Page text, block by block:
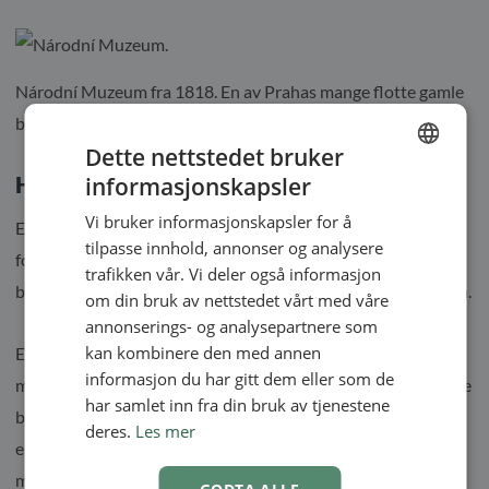
Národní Muzeum fra 1818. En av Prahas mange flotte gamle
bygninger som ruver seg opp over gågaten.
Hva har vi tatt med oss hjem?
Etter en lang og festlig natt samlet vi oss tidlig neste morgen
for å ta bussen til flyplassen. Til tross for en liten falsk
bombealarm klarte teamet å komme med flyet til København.
EasyPractice sin reise til Praha var ikke bare begivenhetsrik,
men den har også fornyet vår energi og styrket våre kollegiale
bånd. Fra å være distanserte kolleger med selskapet som
eneste fellesnevner, har vi blitt en samlet enhet med felles
minner. Når vi jobber sammen online, jobber vi ikke bare
SWEDISH
Dette nettstedet bruker
informasjonskapsler
Vi bruker informasjonskapsler for å
tilpasse innhold, annonser og analysere
trafikken vår. Vi deler også informasjon
om din bruk av nettstedet vårt med våre
annonserings- og analysepartnere som
kan kombinere den med annen
informasjon du har gitt dem eller som de
har samlet inn fra din bruk av tjenestene
deres. Les mer